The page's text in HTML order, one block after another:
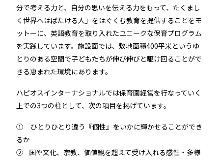
分で考える力と、自分の思いを伝える力をもって、たくまし
く世界へはばたける人」をはぐくむ教育を提供することをモ
ットーに、英語教育を取り入れたユニークな保育プログラム
を実践しています。施設面では、敷地面積400平米というゆ
とりのある空間で子どもたちが伸び伸びと駆け回ることがで
きる恵まれた環境にあります。
ハピオスインターナショナルでは保育園経営を行なっていく
上での3つの柱として、次の項目を掲げています。
① ひとりひとり違う『個性』をいかに輝かせることができ
るか
② 国や文化、宗教、価値観を超えて受け入れる感性・多様